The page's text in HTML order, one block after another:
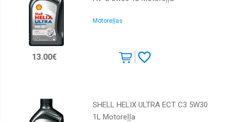
Motoreļļas
13.00€
SHELL HELIX ULTRA ECT C3 5W30
1L Motoreļļa